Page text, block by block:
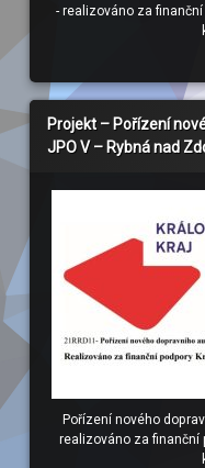
- realizováno za
Projekt – Pořízení
JPO V – Rybná nad
Pořízení nového
realizováno za finanční